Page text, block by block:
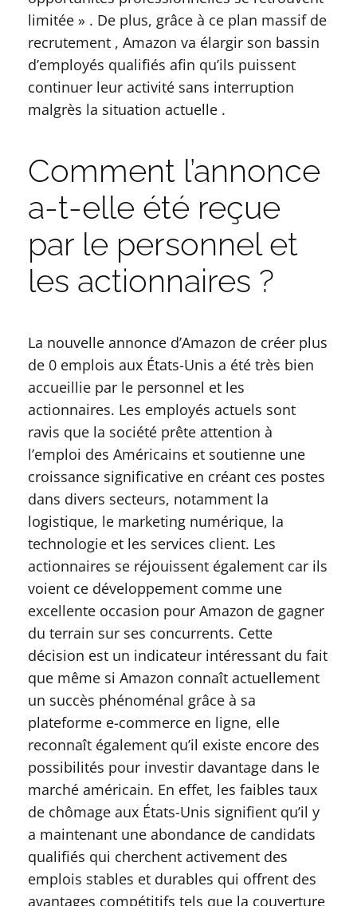
limitée » . De plus, grâce à ce plan massif de
recrutement , Amazon va élargir son bassin
d’employés qualifiés afin qu’ils puissent
continuer leur activité sans interruption
malgrès la situation actuelle .
Comment l’annonce
a-t-elle été reçue
par le personnel et
les actionnaires ?
La nouvelle annonce d’Amazon de créer plus
de 0 emplois aux États-Unis a été très bien
accueillie par le personnel et les
actionnaires. Les employés actuels sont
ravis que la société prête attention à
l’emploi des Américains et soutienne une
croissance significative en créant ces postes
dans divers secteurs, notamment la
logistique, le marketing numérique, la
technologie et les services client. Les
actionnaires se réjouissent également car ils
voient ce développement comme une
excellente occasion pour Amazon de gagner
du terrain sur ses concurrents. Cette
décision est un indicateur intéressant du fait
que même si Amazon connaît actuellement
un succès phénoménal grâce à sa
plateforme e-commerce en ligne, elle
reconnaît également qu’il existe encore des
possibilités pour investir davantage dans le
marché américain. En effet, les faibles taux
de chômage aux États-Unis signifient qu’il y
a maintenant une abondance de candidats
qualifiés qui cherchent activement des
emplois stables et durables qui offrent des
avantages compétitifs tels que la couverture